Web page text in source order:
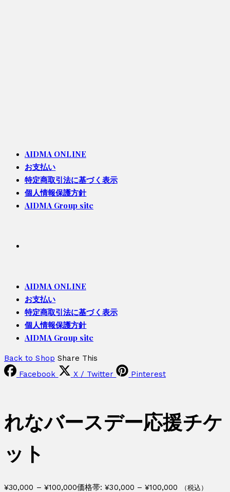
AIDMA ONLINE
お支払い
特定商取引法に基づく表示
個人情報保護方針
AIDMA Group site
AIDMA ONLINE
お支払い
特定商取引法に基づく表示
個人情報保護方針
AIDMA Group site
Back to Shop Share This
Facebook
X / Twitter Pinterest
れなバースデー応援チケ
ット
¥30,000 – ¥100,000価格帯: ¥30,000 – ¥100,000 （税込）